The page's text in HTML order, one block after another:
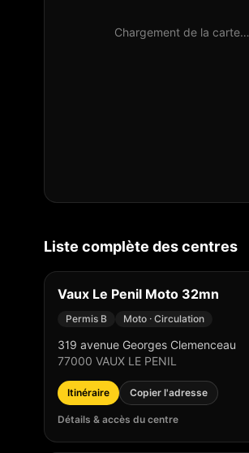
Chargement de la carte…
Liste complète des centres
Vaux Le Penil Moto 32mn
Permis B Moto · Circulation
319 avenue Georges Clemenceau
77000 VAUX LE PENIL
Itinéraire Copier l'adresse
Détails & accès du centre